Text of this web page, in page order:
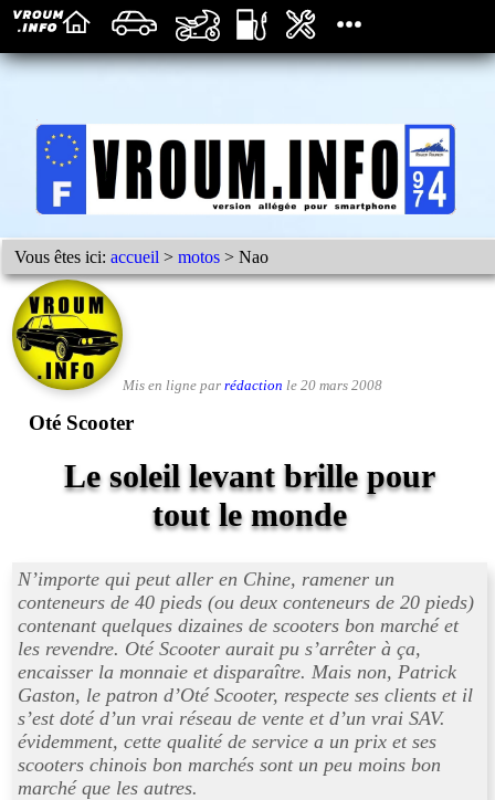
Vous êtes ici:accueil >motos > Nao
Mis en ligne par rédaction le 20 mars 2008
Oté Scooter
Le soleil levant brille pour
tout le monde
N’importe qui peut aller en Chine, ramener un
conteneurs de 40 pieds (ou deux conteneurs de 20 pieds)
contenant quelques dizaines de scooters bon marché et
les revendre. Oté Scooter aurait pu s’arrêter à ça,
encaisser la monnaie et disparaître. Mais non, Patrick
Gaston, le patron d’Oté Scooter, respecte ses clients et il
s’est doté d’un vrai réseau de vente et d’un vrai SAV.
évidemment, cette qualité de service a un prix et ses
scooters chinois bon marchés sont un peu moins bon
marché que les autres.